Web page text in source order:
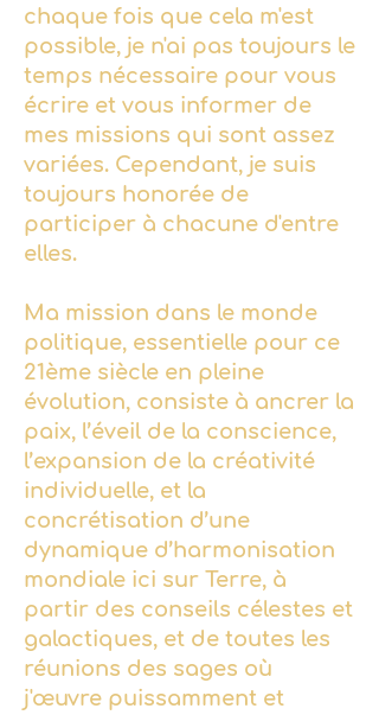
chaque fois que cela m'est
possible, je n'ai pas toujours le
temps nécessaire pour vous
écrire et vous informer de
mes missions qui sont assez
variées. Cependant, je suis
toujours honorée de
participer à chacune d'entre
elles.
Ma mission dans le monde
politique, essentielle pour ce
21ème siècle en pleine
évolution, consiste à ancrer la
paix, l’éveil de la conscience,
l’expansion de la créativité
individuelle, et la
concrétisation d’une
dynamique d’harmonisation
mondiale ici sur Terre, à
partir des conseils célestes et
galactiques, et de toutes les
réunions des sages où
j'œuvre puissamment et